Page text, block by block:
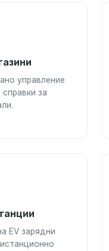
управление
за
EV зарядни